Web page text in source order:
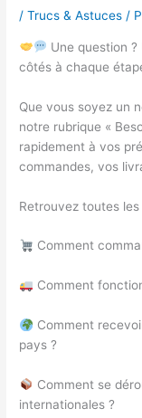
/Trucs & Astuces /
Une question ?
côtés à chaque
Que vous soyez un
notre rubrique «
rapidement à vos
commandes, vos
Retrouvez toutes
Comment
Comment
Comment
pays ?
Comment se
internationales ?